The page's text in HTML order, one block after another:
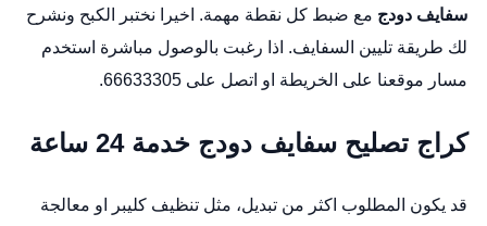
سفايف دودج مع ضبط كل نقطة مهمة. اخيرا نختبر الكبح ونشرح
لك طريقة تليين السفايف. اذا رغبت بالوصول مباشرة استخدم
مسار موقعنا على الخريطة او اتصل على 66633305.
كراج تصليح سفايف دودج خدمة 24 ساعة
قد يكون المطلوب اكثر من تبديل، مثل تنظيف كليبر او معالجة